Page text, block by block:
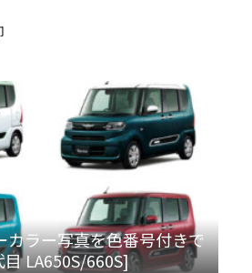
カラー写真を色番号付きで
LA650S/660S]